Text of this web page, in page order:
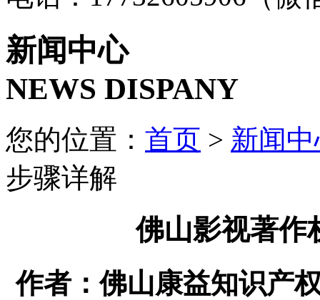
新闻中心
NEWS DISPANY
您的位置： 首页 > 新闻
步骤详解
佛山影视著作
作者：佛山康益知识产